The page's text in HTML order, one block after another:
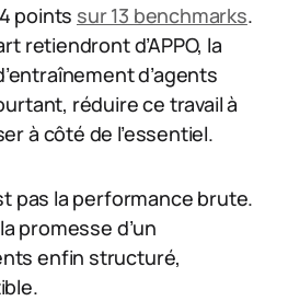
points sur 13 benchmarks.
retiendront d’APPO, la
d’agents
réduire ce travail à
à côté de l’essentiel.
pas la performance brute.
promesse d’un
enfin structuré,